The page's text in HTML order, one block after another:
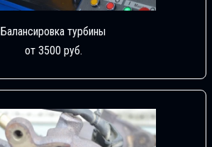
Балансировка турбины
от 3500 руб.